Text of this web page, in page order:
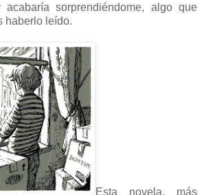
sorprendiéndome, algo que
haberlo leído.
Esta novela, más